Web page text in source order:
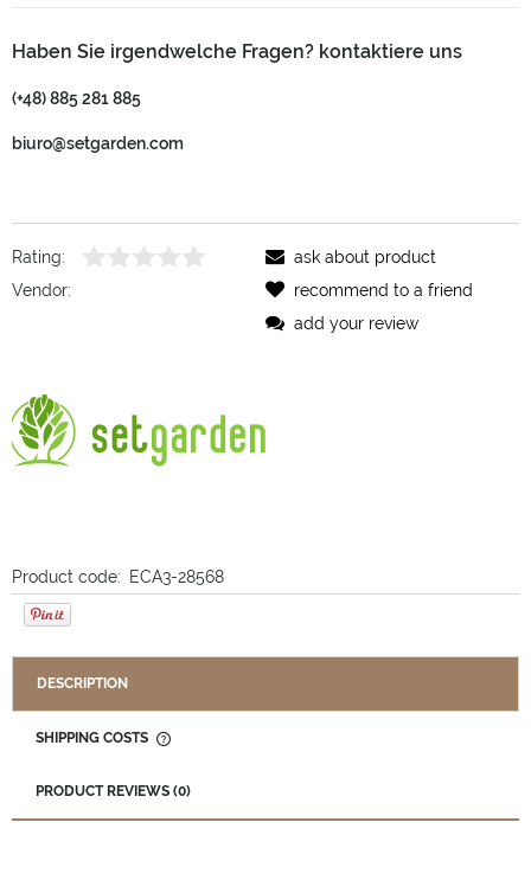
Haben Sie irgendwelche Fragen? kontaktiere uns
(+48) 885 281 885
biuro@setgarden.com
Rating:
Vendor:
Product code: ECA3-28568
ask about product
recommend to a friend
add your review
DESCRIPTION
SHIPPING COSTS
PRODUCT REVIEWS (0)